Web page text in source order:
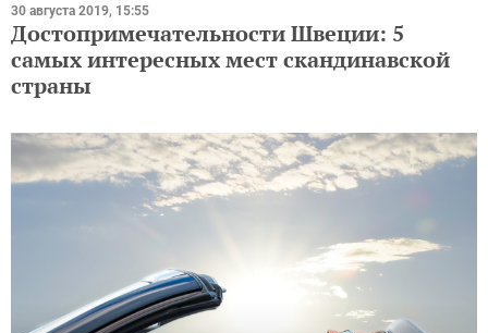
30 августа 2019, 15:55
Достопримечательности Швеции: 5
самых интересных мест скандинавской
страны